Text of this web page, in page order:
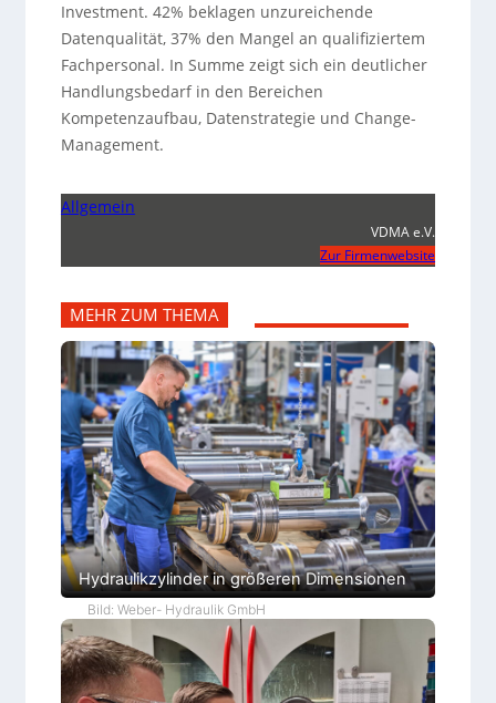
Investment. 42% beklagen unzureichende
Datenqualität, 37% den Mangel an qualifiziertem
Fachpersonal. In Summe zeigt sich ein deutlicher
Handlungsbedarf in den Bereichen
Kompetenzaufbau, Datenstrategie und Change-
Management.
Allgemein
VDMA e.V.
Zur Firmenwebsite
MEHR ZUM THEMA
Hydraulikzylinder in größeren Dimensionen
Bild: Weber- Hydraulik GmbH